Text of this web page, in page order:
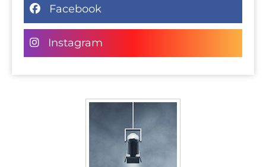
Facebook
Instagram